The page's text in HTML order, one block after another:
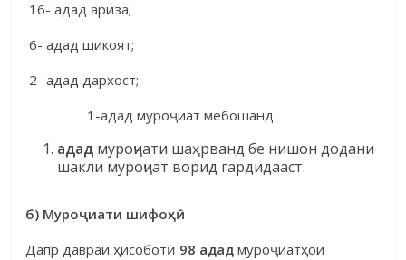
16- адад ариза;
6- адад шикоят;
2- адад дархост;
1-адад муроҷиат мебошанд.
адад муроҷиати шаҳрванд бе нишон додани
шакли муроҷиат ворид гардидааст.
б) Муроҷиати шифоҳӣ
Дапр давраи ҳисоботӣ 98 адад муроҷиатҳои